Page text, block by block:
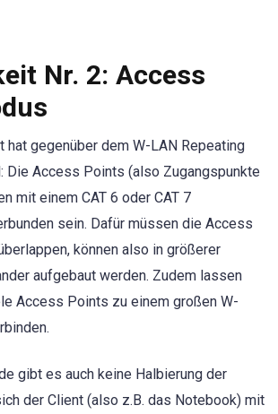
Nr. 2: Access
gegenüber dem W-LAN Repeating
Die Access Points (also Zugangspunkte
mit einem CAT 6 oder CAT 7
sein. Dafür müssen die Access
können also in größerer
aufgebaut werden. Zudem lassen
Access Points zu einem großen W-
gibt es auch keine Halbierung der
der Client (also z.B. das Notebook) mit